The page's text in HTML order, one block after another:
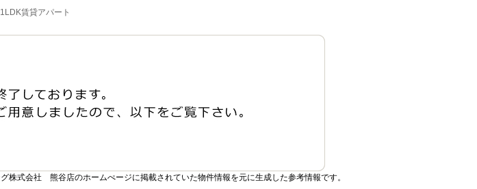
賃貸アパート
式会社 熊谷店のホームぺージに掲載されていた物件情報を元に生成した参考情報です。